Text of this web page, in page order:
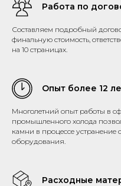
Работа по
Составляем подробный
финальную стоимость,
на 10 страницах.
Опыт более 12
Многолетний опыт работы в
промышленного холода
камни в процессе устранение
оборудования.
Расходные